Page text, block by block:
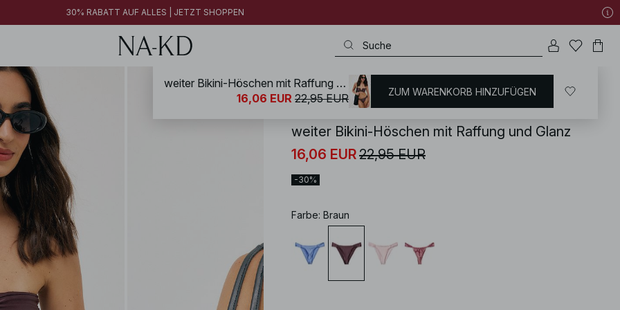
30% RABATT AUF ALLES | JETZT SHOPPEN
NA-KD / Bademoden Bikinis / Bikini Unterteile
weiter Bikini-Höschen mit Raffung und Glanz
16,06 EUR22,95 EUR
-30%
Farbe: Braun
weiter Bikini-Höschen mit Raffung und Glanz
16,06 EUR 22,95 EUR ZUM WARENKORB HINZUFÜGEN